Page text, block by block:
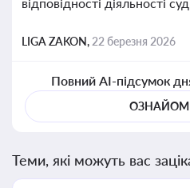
LIGA ZAKON, 22 березня 2026
Повний AI-підсумок
Теми, які можуть вас